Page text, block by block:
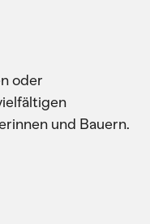
oder
und Bauern.